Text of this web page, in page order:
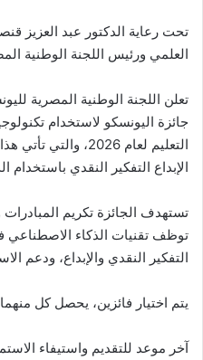
تحت رعاية الدكتور عبد العزيز
العلمي ورئيس اللجنة الوطنية
تعلن اللجنة الوطنية المصرية
جائزة اليونسكو لاستخدام
التعليم لعام 2026،
الإبداع التفكير النقدي باستخدام
تستهدف الجائزة تكريم
توظف تقنيات الذكاء الاصطناعي
التفكير النقدي والإبداع، ودعم
يتم اختيار فائزين، يحصل كل منهما على 25,000